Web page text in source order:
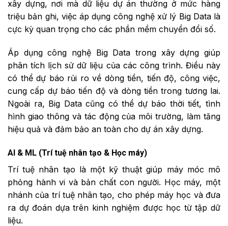
xây dựng, nơi mà dữ liệu dự án thường ở mức hàng
triệu bản ghi, việc áp dụng công nghệ xử lý Big Data là
cực kỳ quan trọng cho các phần mềm chuyển đổi số.
Áp dụng công nghệ Big Data trong xây dựng giúp
phân tích lịch sử dữ liệu của các công trình. Điều này
có thể dự báo rủi ro về dòng tiền, tiến độ, công việc,
cung cấp dự báo tiến độ và dòng tiền trong tương lai.
Ngoài ra, Big Data cũng có thể dự báo thời tiết, tình
hình giao thông và tác động của môi trường, làm tăng
hiệu quả và đảm bảo an toàn cho dự án xây dựng.
AI & ML (Trí tuệ nhân tạo & Học máy)
Trí tuệ nhân tạo là một kỹ thuật giúp máy móc mô
phỏng hành vi và bản chất con người. Học máy, một
nhánh của trí tuệ nhân tạo, cho phép máy học và đưa
ra dự đoán dựa trên kinh nghiệm được học từ tập dữ
liệu.